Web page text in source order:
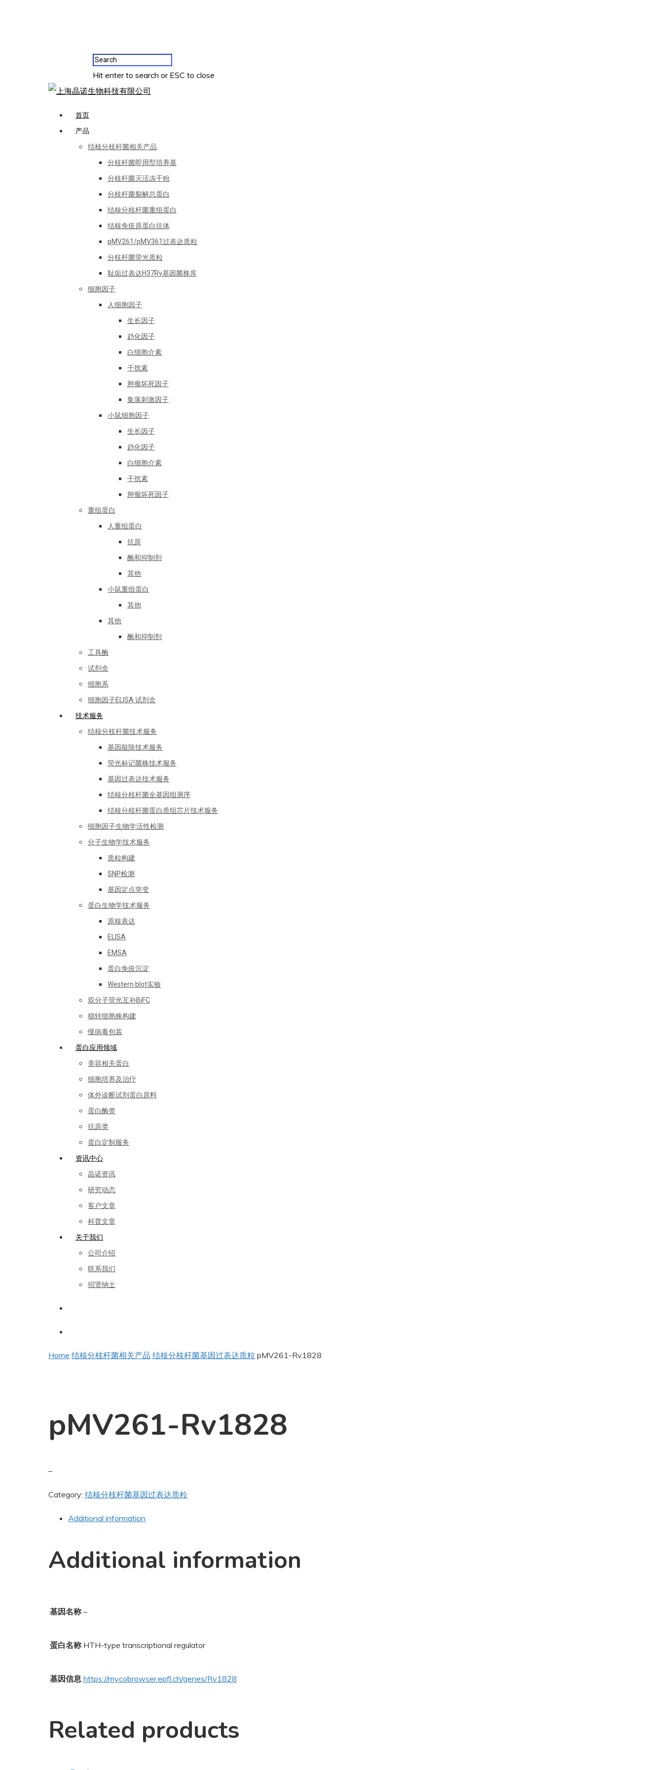
Hit enter to search or ESC to close
首页
产品
结核分枝杆菌相关产品
分枝杆菌即用型培养基
分枝杆菌灭活冻干粉
分枝杆菌裂解总蛋白
结核分枝杆菌重组蛋白
结核免疫原蛋白抗体
pMV261/pMV361过表达质粒
分枝杆菌荧光质粒
耻垢过表达H37Rv基因菌株库
细胞因子
人细胞因子
生长因子
趋化因子
白细胞介素
干扰素
肿瘤坏死因子
集落刺激因子
小鼠细胞因子
生长因子
趋化因子
白细胞介素
干扰素
肿瘤坏死因子
重组蛋白
人重组蛋白
抗原
酶和抑制剂
其他
小鼠重组蛋白
其他
其他
酶和抑制剂
工具酶
试剂盒
细胞系
细胞因子ELISA 试剂盒
技术服务
结核分枝杆菌技术服务
基因敲除技术服务
荧光标记菌株技术服务
基因过表达技术服务
结核分枝杆菌全基因组测序
结核分枝杆菌蛋白质组芯片技术服务
细胞因子生物学活性检测
分子生物学技术服务
质粒构建
SNP检测
基因定点突变
蛋白生物学技术服务
原核表达
ELISA
EMSA
蛋白免疫沉淀
Western blot实验
双分子荧光互补BiFC
稳转细胞株构建
慢病毒包装
蛋白应用领域
美容相关蛋白
细胞培养及治疗
体外诊断试剂蛋白原料
蛋白酶类
抗原类
蛋白定制服务
资讯中心
晶诺资讯
研究动态
客户文章
科普文章
关于我们
公司介绍
联系我们
招贤纳士
Home 结核分枝杆菌相关产品 结核分枝杆菌基因过表达质粒 pMV261-Rv1828
pMV261-Rv1828
–
Category: 结核分枝杆菌基因过表达质粒
Additional information
Additional information
基因名称 –
蛋白名称 HTH-type transcriptional regulator
基因信息 https://mycobrowser.epfl.ch/genes/Rv1828
Related products